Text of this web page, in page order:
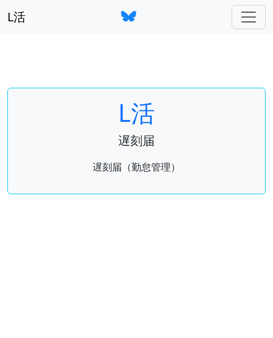
L活
L活
遅刻届
遅刻届（勤怠管理）